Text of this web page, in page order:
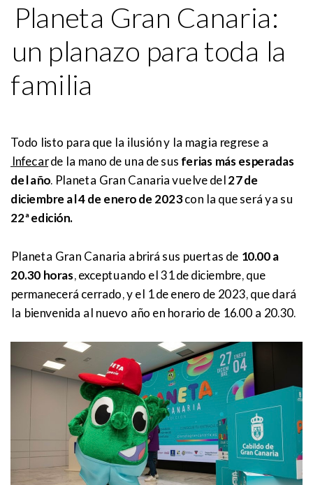
Planeta Gran Canaria:
un planazo para toda la
familia
Todo listo para que la ilusión y la magia regrese a
Infecarde la mano de una de sus ferias más esperadas
del año. Planeta Gran Canaria vuelve del27 de
diciembre al 4 de enero de 2023con la que será ya su
22ª edición.
Planeta Gran Canaria abrirá sus puertas de 10.00 a
20.30 horas, exceptuando el 31 de diciembre, que
permanecerá cerrado, y el 1 de enero de 2023, que dará
la bienvenida al nuevo año en horario de 16.00 a 20.30.